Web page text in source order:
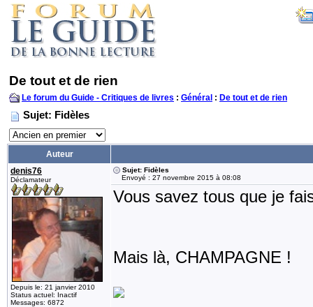
De tout et de rien
Le forum du Guide - Critiques de livres : Général : De tout et de rien
Sujet: Fidèles
Auteur
denis76
Déclamateur
Depuis le: 21 janvier 2010
Status actuel: Inactif
Messages: 6872
Sujet: Fidèles
Envoyé : 27 novembre 2015 à 08:08
Vous savez tous que je
Mais là, CHAMPAGNE !